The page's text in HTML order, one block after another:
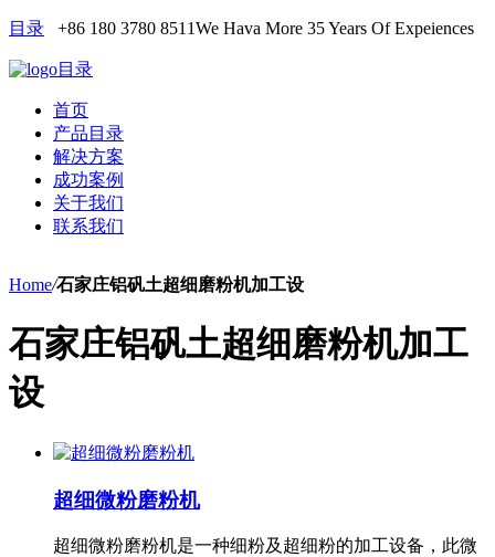
目录 +86 180 3780 8511We Hava More 35 Years Of Expeiences
目录
首页
产品目录
解决方案
成功案例
关于我们
联系我们
Home/石家庄铝矾土超细磨粉机加工设
石家庄铝矾土超细磨粉机加工
设
超细微粉磨粉机
超细微粉磨粉机是一种细粉及超细粉的加工设备，此微